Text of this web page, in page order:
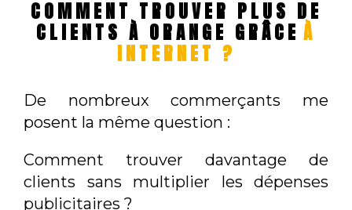
COMMENT TROUVER PLUS DE
CLIENTS À ORANGE GRÂCE À
INTERNET ?
De nombreux commerçants me
posent la même question :
Comment trouver davantage de
clients sans multiplier les dépenses
publicitaires ?